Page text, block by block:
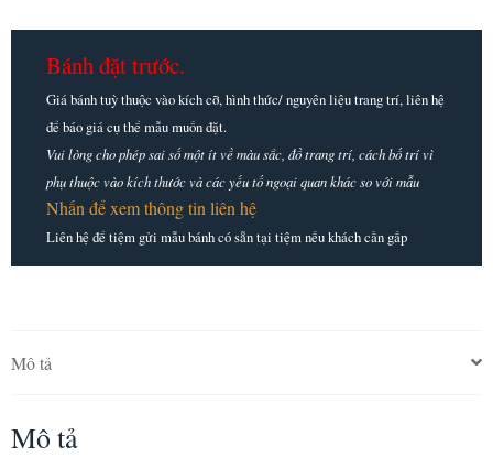
Bánh đặt trước.
Giá bánh tuỳ thuộc vào kích cỡ, hình thức/ nguyên liệu trang trí, liên hệ
để báo giá cụ thể mẫu muốn đặt.
Vui lòng cho phép sai số một ít về màu sắc, đồ trang trí, cách bố trí vì
phụ thuộc vào kích thước và các yếu tố ngoại quan khác so với mẫu
Nhấn để xem thông tin liên hệ
Liên hệ để tiệm gửi mẫu bánh có sẵn tại tiệm nếu khách cần gấp
Mô tả
Mô tả